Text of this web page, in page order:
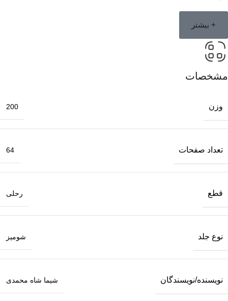
+ بیشتر
مشخصات
وزن 200
تعداد صفحات 64
قطع رحلی
نوع جلد شومیز
نویسنده/نویسندگان شیما شاه محمدی